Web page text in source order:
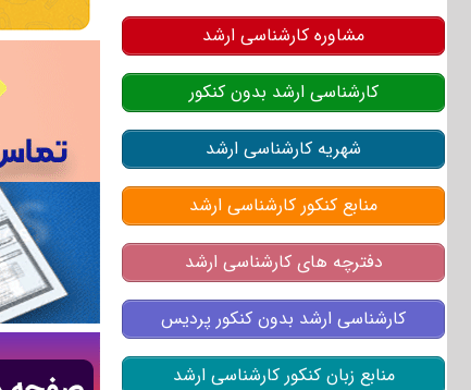
مشاوره کارشناسی ارشد
کارشناسی ارشد بدون کنکور
شهریه کارشناسی ارشد
منابع کنکور کارشناسی ارشد
دفترچه های کارشناسی ارشد
کارشناسی ارشد بدون کنکور پردیس
منابع زبان کنکور کارشناسی ارشد